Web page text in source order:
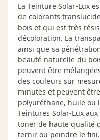
La Teinture Solar-Lux
de colorants
bois et qui est très
décoloration. La
ainsi que sa
beauté naturelle du
peuvent être
des couleurs sur
minutes et peuvent
polyuréthane, huile ou
Teintures Solar-Lux
toner de haute qualité
ternir ou peindre le fini.